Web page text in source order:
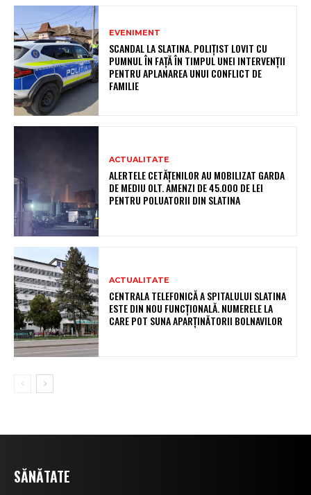
EVENIMENT
SCANDAL LA SLATINA. POLIȚIST LOVIT CU
PUMNUL ÎN FAȚĂ ÎN TIMPUL UNEI INTERVENȚII
PENTRU APLANAREA UNUI CONFLICT DE
FAMILIE
ACTUALITATE
ALERTELE CETĂȚENILOR AU MOBILIZAT GARDA
DE MEDIU OLT. AMENZI DE 45.000 DE LEI
PENTRU POLUATORII DIN SLATINA
ACTUALITATE
CENTRALA TELEFONICĂ A SPITALULUI SLATINA
ESTE DIN NOU FUNCȚIONALĂ. NUMERELE LA
CARE POT SUNA APARȚINĂTORII BOLNAVILOR
SĂNĂTATE